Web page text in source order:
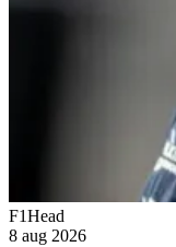
F1Head
8 aug 2026